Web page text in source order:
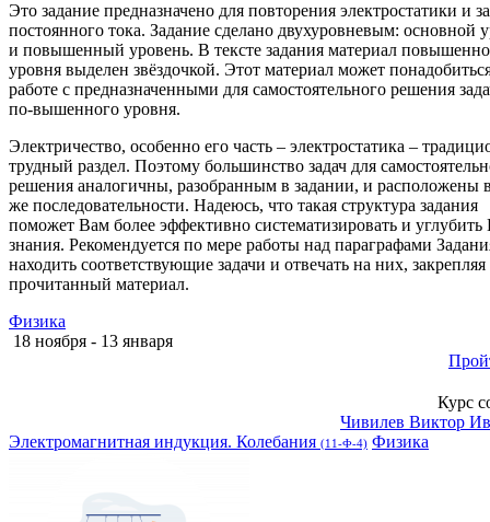
Это задание предназначено для повторения электростатики и
постоянного тока. Задание сделано двухуровневым: основной
и повышенный уровень. В тексте задания материал
уровня выделен звёздочкой. Этот материал может
работе с предназначенными для самостоятельного решения
по-вышенного уровня.
Электричество, особенно его часть – электростатика –
трудный раздел. Поэтому большинство задач для
решения аналогичны, разобранным в задании, и расположены
же последовательности. Надеюсь, что такая структура задания
поможет Вам более эффективно систематизировать и
знания. Рекомендуется по мере работы над параграфами
находить соответствующие задачи и отвечать на них,
прочитанный материал.
Физика
18 ноября - 13 января
Курс
Чивилев Виктор
Электромагнитная индукция. Колебания (11-Ф-4) Физика